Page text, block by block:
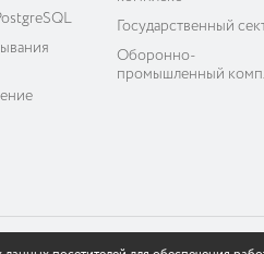
Государственный
Оборонно-
промышленный